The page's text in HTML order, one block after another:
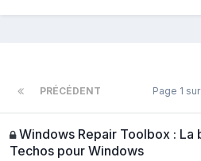
PRÉCÉDENT Page 1
Windows Repair Toolbox : La
Techos pour Windows